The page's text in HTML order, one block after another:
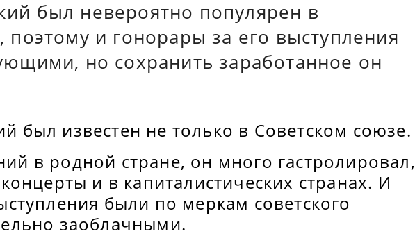
был невероятно популярен в
поэтому и гонорары за его выступления
но сохранить заработанное он
был известен не только в Советском союзе.
в родной стране, он много гастролировал,
и в капиталистических странах. И
были по меркам советского
заоблачными.